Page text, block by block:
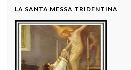
LA SANTA MESSA TRIDENTINA